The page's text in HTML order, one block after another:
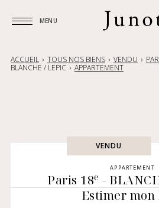
MENU
ACCUEIL TOUS NOS BIENS VENDU
BLANCHE / LEPIC APPARTEMENT
VENDU
APPARTEMENT
Paris 18e -
Estimer mon